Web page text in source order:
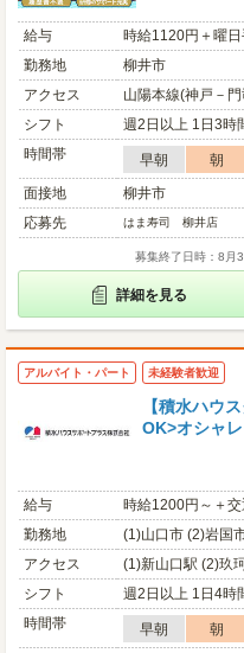
給与
時給1120円＋曜
勤務地
柳井市
アクセス
山陽本線(神戸－
シフト
週2日以上 1日3時
時間帯
早朝 朝
面接地
柳井市
応募先
はま寿司 柳井店
募集終了日時：8月
詳細を見る
アルバイト・パート 未経験者歓迎
【積水ハウ
OK>オシャ
給与
時給1200円～＋
勤務地
(1)山口市 (2)岩国
アクセス
(1)新山口駅 (2)玖
シフト
週2日以上 1日4時
時間帯
早朝 朝